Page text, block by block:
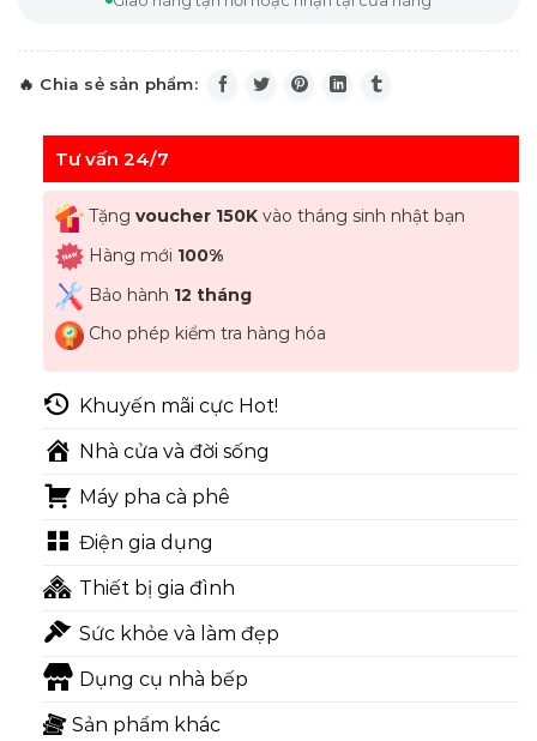
Tư vấn 24/7
Tặng voucher 150Kvào tháng sinh nhật bạn
Hàng mới 100%
Bảo hành 12 tháng
Cho phép kiểm tra hàng hóa
Khuyến mãi cực Hot!
Nhà cửa và đời sống
Máy pha cà phê
Điện gia dụng
Thiết bị gia đình
Sức khỏe và làm đẹp
Dụng cụ nhà bếp
Sản phẩm khác